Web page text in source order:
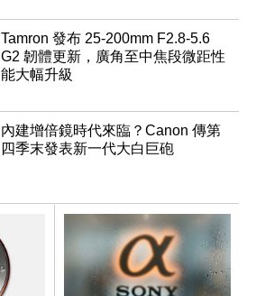
Tamron 發布 25-200mm F2.8-5.6
G2 韌體更新，廣角至中焦段微距性
能大幅升級
內建增倍鏡時代來臨？Canon 傳第
四季末發表新一代大白巨砲